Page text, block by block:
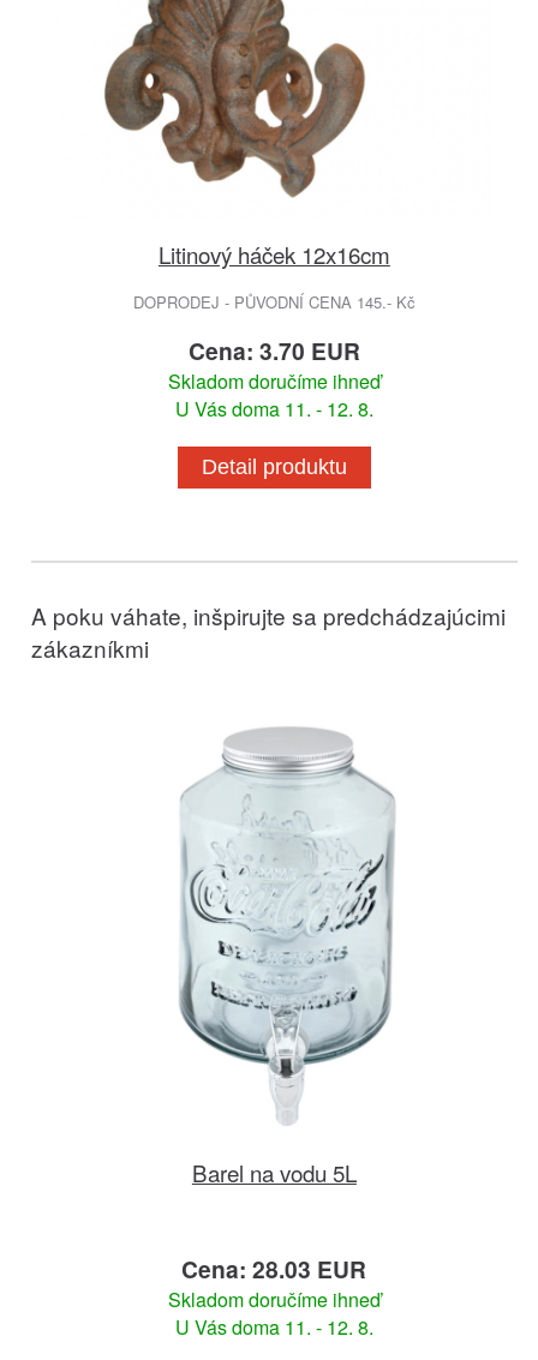
Litinový háček 12x16cm
DOPRODEJ - PŮVODNÍ CENA 145.- Kč
Cena: 3.70 EUR
Skladom doručíme ihneď
U Vás doma 11. - 12. 8.
Detail produktu
A poku váhate, inšpirujte sa predchádzajúcimi
zákazníkmi
Barel na vodu 5L
Cena: 28.03 EUR
Skladom doručíme ihneď
U Vás doma 11. - 12. 8.